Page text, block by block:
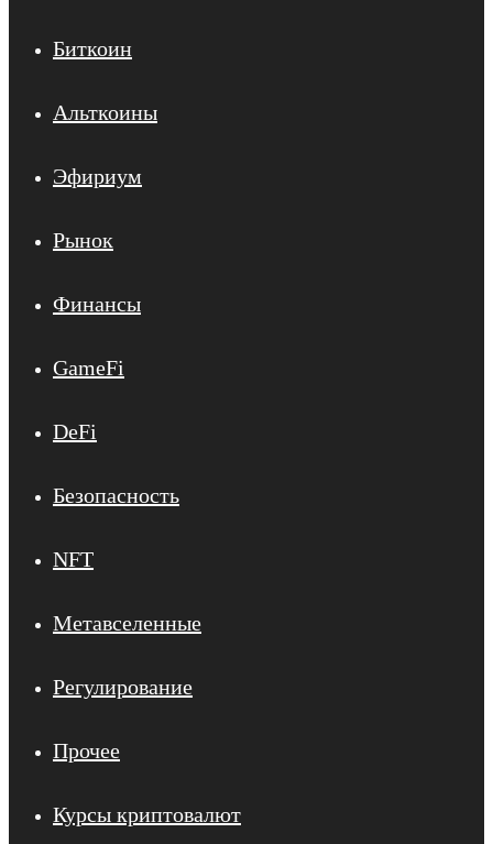
Биткоин
Альткоины
Эфириум
Рынок
Финансы
GameFi
DeFi
Безопасность
NFT
Метавселенные
Регулирование
Прочее
Курсы криптовалют